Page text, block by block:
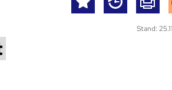
Stand: